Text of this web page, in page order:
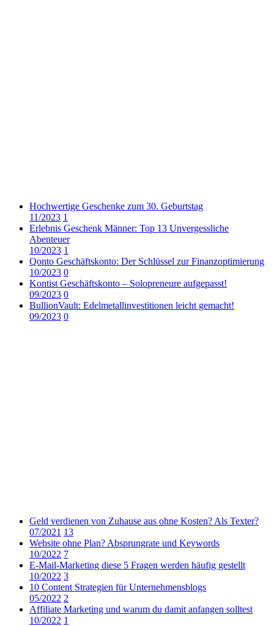
Hochwertige Geschenke zum 30. Geburtstag
11/2023 1
Erlebnis Geschenk Männer: Top 13 Unvergessliche
Abenteuer
10/2023 1
Qonto Geschäftskonto: Der Schlüssel zur Finanzoptimierung
10/2023 0
Kontist Geschäftskonto – Solopreneure aufgepasst!
09/2023 0
BullionVault: Edelmetallinvestitionen leicht gemacht!
09/2023 0
Geld verdienen von Zuhause aus ohne Kosten? Als Texter?
07/2021 13
Website ohne Plan? Absprungrate und Keywords
10/2022 7
E-Mail-Marketing diese 5 Fragen werden häufig gestellt
10/2022 3
10 Content Strategien für Unternehmensblogs
05/2022 2
Affiliate Marketing und warum du damit anfangen solltest
10/2022 1